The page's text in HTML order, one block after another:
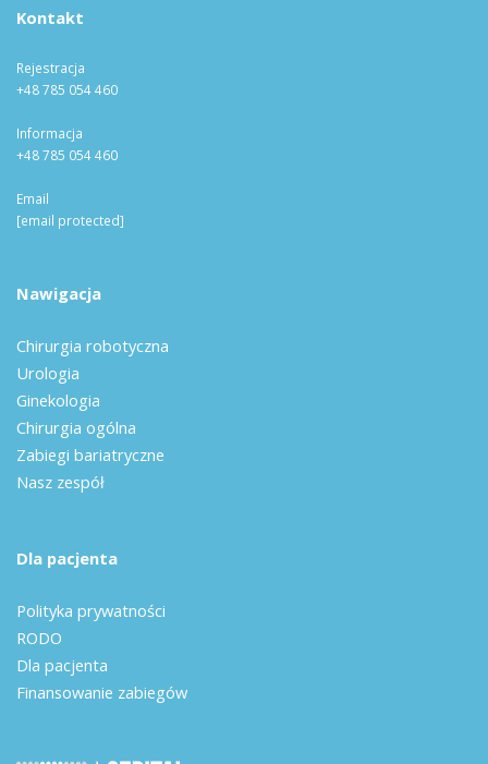
Kontakt
Rejestracja
+48 785 054 460
Informacja
+48 785 054 460
Email
[email protected]
Nawigacja
Chirurgia robotyczna
Urologia
Ginekologia
Chirurgia ogólna
Zabiegi bariatryczne
Nasz zespół
Dla pacjenta
Polityka prywatności
RODO
Dla pacjenta
Finansowanie zabiegów